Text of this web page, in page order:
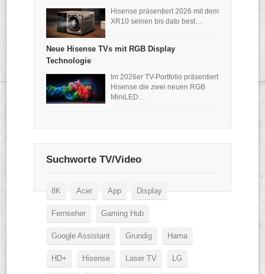
Hisense präsentiert 2026 mit dem
XR10 seinen bis dato best…
Neue Hisense TVs mit RGB Display
Technologie
Im 2026er TV-Portfolio präsentiert
Hisense die zwei neuen RGB
MiniLED…
Suchworte TV/Video
8K Acer App Display
Fernseher Gaming Hub
Google Assistant Grundig Hama
HD+ Hisense Laser TV LG